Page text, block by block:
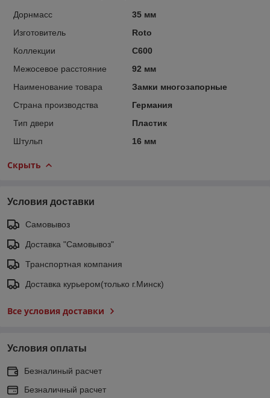
Дорнмасс
35 мм
Изготовитель
Roto
Коллекции
C600
Межосевое расстояние
92 мм
Наименование товара
Замки многозапорные
Страна производства
Германия
Тип двери
Пластик
Штульп
16 мм
Скрыть
Условия доставки
Самовывоз
Доставка "Самовывоз"
Транспортная компания
Доставка курьером(только г.Минск)
Все условия доставки
Условия оплаты
Безналиный расчет
Безналичный расчет